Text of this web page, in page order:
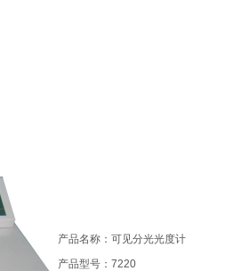
产品名称：可见分光光度计
产品型号：7220